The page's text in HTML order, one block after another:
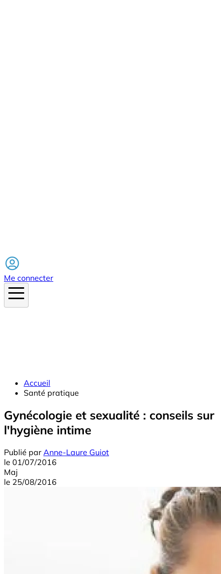
Me connecter
Accueil
Santé pratique
Gynécologie et sexualité : conseils sur
l'hygiène intime
Publié par Anne-Laure Guiot
le 01/07/2016
Maj
le 25/08/2016